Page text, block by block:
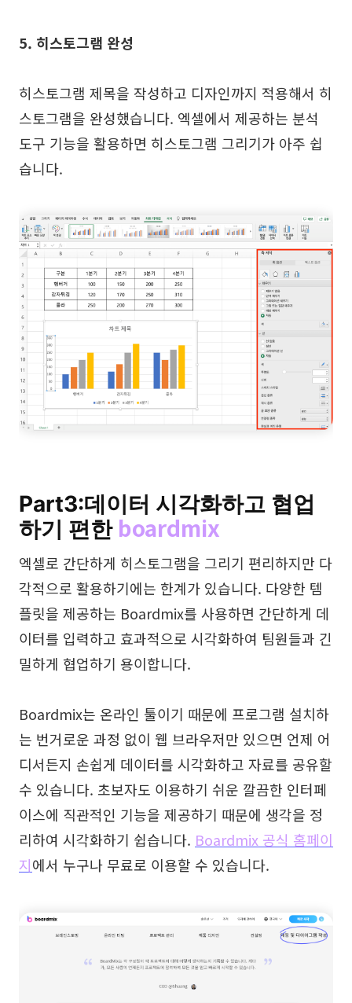
5. 히스토그램 완성
히스토그램 제목을 작성하고 디자인까지 적용해서 히
스토그램을 완성했습니다. 엑셀에서 제공하는 분석
도구 기능을 활용하면 히스토그램 그리기가 아주 쉽
습니다.
Part3:데이터 시각화하고 협업
하기 편한 boardmix
엑셀로 간단하게 히스토그램을 그리기 편리하지만 다
각적으로 활용하기에는 한계가 있습니다. 다양한 템
플릿을 제공하는 Boardmix를 사용하면 간단하게 데
이터를 입력하고 효과적으로 시각화하여 팀원들과 긴
밀하게 협업하기 용이합니다.
Boardmix는 온라인 툴이기 때문에 프로그램 설치하
는 번거로운 과정 없이 웹 브라우저만 있으면 언제 어
디서든지 손쉽게 데이터를 시각화하고 자료를 공유할
수 있습니다. 초보자도 이용하기 쉬운 깔끔한 인터페
이스에 직관적인 기능을 제공하기 때문에 생각을 정
리하여 시각화하기 쉽습니다. Boardmix 공식 홈페이
지에서 누구나 무료로 이용할 수 있습니다.